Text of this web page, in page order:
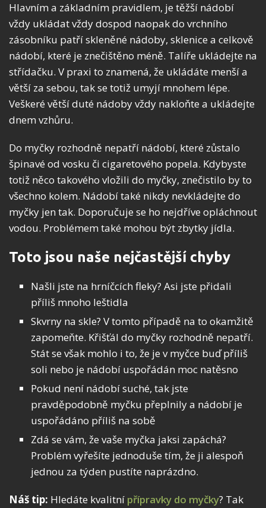
Hlavním a základním pravidlem, je těžší nádobí
vždy ukládat vždy dospod naopak do vrchního
zásobníku patří skleněné nádoby, sklenice a celkově
nádobí, které je znečištěno méně. Talíře ukládejte na
střídačku. V praxi to znamená, že ukládáte menší a
větší za sebou, tak se totiž umyjí mnohem lépe.
Veškeré větší duté nádoby vždy nakloňte a ukládejte
dnem vzhůru.
Do myčky rozhodně nepatří nádobí, které zůstalo
špinavé od vosku či cigaretového popela. Kdybyste
totiž něco takového vložili do myčky, znečistilo by to
všechno kolem. Nádobí také nikdy nevkládejte do
myčky jen tak. Doporučuje se ho nejdříve opláchnout
vodou. Problémem také mohou být zbytky jídla.
Toto jsou naše nejčastější chyby
Našli jste na hrníčcích fleky? Asi jste přidali
příliš mnoho leštidla
Skvrny na skle? V tomto případě na to okamžitě
zapomeňte. Křišťál do myčky rozhodně nepatří.
Stát se však mohlo i to, že je v myčce buď příliš
soli nebo je nádobí uspořádán moc natěsno
Pokud není nádobí suché, tak jste
pravděpodobně myčku přeplnily a nádobí je
uspořádáno příliš na sobě
Zdá se vám, že vaše myčka jaksi zapáchá?
Problém vyřešíte jednoduše tím, že ji alespoň
jednou za týden pustíte naprázdno.
Náš tip: Hledáte kvalitní přípravky do myčky? Tak